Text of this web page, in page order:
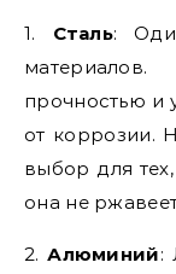
1. Сталь:
прочностью и
от коррозии.
выбор для
она не
2.Алюминий: